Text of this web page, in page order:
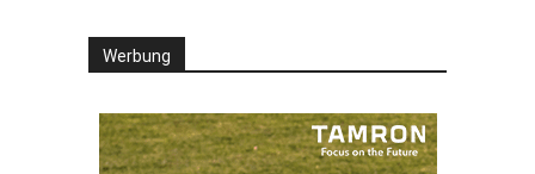
Werbung